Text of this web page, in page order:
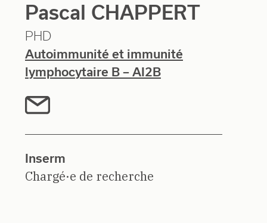
Pascal CHAPPERT
PHD
Autoimmunité et immunité
lymphocytaire B – AI2B
Inserm
Chargé·e de recherche